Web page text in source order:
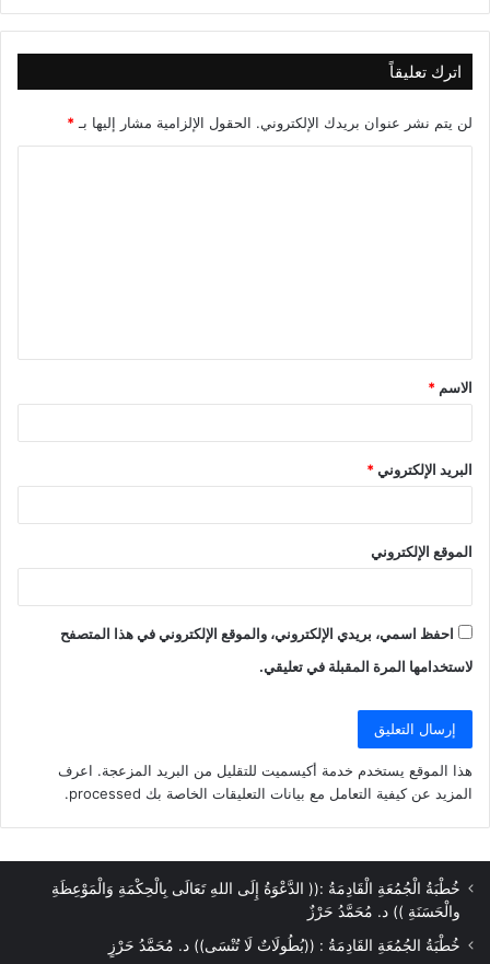
اترك تعليقاً
لن يتم نشر عنوان بريدك الإلكتروني. الحقول الإلزامية مشار إليها بـ *
ق
*
الاسم *
البريد الإلكتروني*
الموقع الإلكتروني
احفظ اسمي، بريدي الإلكتروني، والموقع الإلكتروني في هذا المتصفح
لاستخدامها المرة المقبلة في تعليقي.
هذا الموقع يستخدم خدمة أكيسميت للتقليل من البريد المزعجة. اعرف
المزيد عن كيفية التعامل مع بيانات التعليقات الخاصة بك processed
.
خُطْبَةُ الْجُمُعَةِ الْقَادِمَةُ :(( الدَّعْوَةُ إِلَى اللهِ تَعَالَى بِالْحِكْمَةِ وَالْمَوْعِظَةِ
والْحَسَنَةِ )) د. مُحَمَّدُ حَرْزٌ
خُطْبَةُ الجُمُعَةِ القَادِمَةُ : ((بُطُولَاتٌ لَا تُنْسَى)) د. مُحَمَّدُ حَرْزٍ